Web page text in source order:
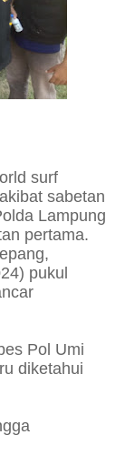
surf
sabetan
Lampung
pertama.
pukul
Pol Umi
diketahui